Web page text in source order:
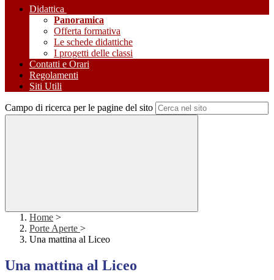
Didattica
Panoramica
Offerta formativa
Le schede didattiche
I progetti delle classi
Contatti e Orari
Regolamenti
Siti Utili
Campo di ricerca per le pagine del sito
Home >
Porte Aperte >
Una mattina al Liceo
Una mattina al Liceo